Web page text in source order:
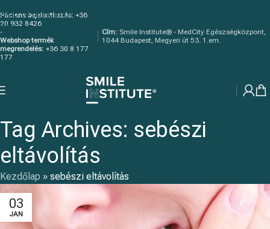
Skip to navigation
Skip to main content
Páciens bejelentkezés: +36
20 932 8426
-
Webshop termék
megrendelés: +36 30 8 177
177
Cím: Smile Institute® - MedCity Egészségközpont,
1044 Budapest, Megyeri út 53. 1.em.
Tag Archives: sebészi
eltávolítás
Kezdőlap » sebészi eltávolítás
03
JAN